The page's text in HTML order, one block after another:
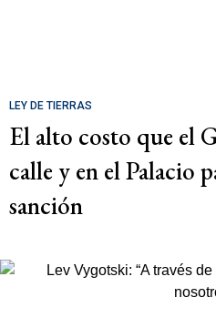
LEY DE TIERRAS
El alto costo que el
calle y en el Palacio
sanción